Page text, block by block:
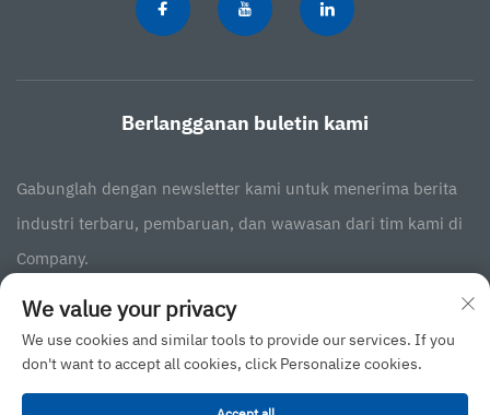
Berlangganan buletin kami
Gabunglah dengan newsletter kami untuk menerima berita
industri terbaru, pembaruan, dan wawasan dari tim kami di
Company.
Berlangganan
We value your privacy
We use cookies and similar tools to provide our services. If you
don't want to accept all cookies, click Personalize cookies.